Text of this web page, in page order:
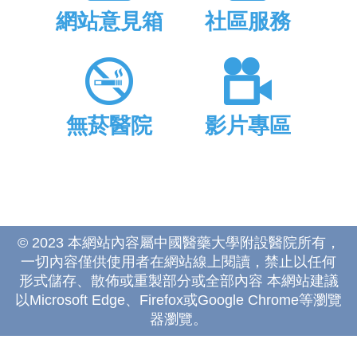
網站意見箱 社區服務
無菸醫院 影片專區
© 2023 本網站內容屬中國醫藥大學附設醫院所有，
一切內容僅供使用者在網站線上閱讀，禁止以任何
形式儲存、散佈或重製部分或全部內容 本網站建議
以Microsoft Edge、Firefox或Google Chrome等瀏覽
器瀏覽。